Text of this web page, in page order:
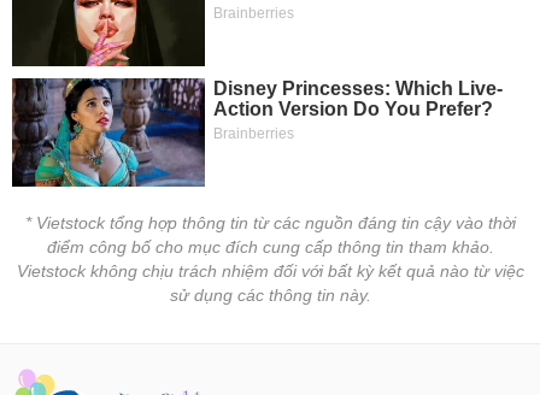
* Vietstock tổng hợp thông tin từ các nguồn đáng tin cậy vào thời
điểm công bố cho mục đích cung cấp thông tin tham khảo.
Vietstock không chịu trách nhiệm đối với bất kỳ kết quả nào từ việc
sử dụng các thông tin này.